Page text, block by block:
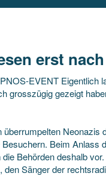
erst
EVENT Eigentlich
grosszügig gezeigt
überrumpelten
Beim Anlass
Behörden deshalb
den Sänger der